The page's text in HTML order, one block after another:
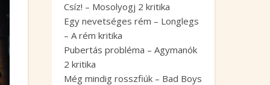
Csíz! – Mosolyogj 2 kritika
Egy nevetséges rém – Longlegs
– A rém kritika
Pubertás probléma – Agymanók
2 kritika
Még mindig rosszfiúk – Bad Boys